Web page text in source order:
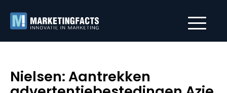
Nielsen: Aantrekken